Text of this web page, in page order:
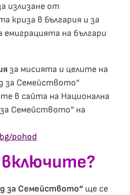
излизане от
криза в България и за
емиграцията на българи
за мисията и целите на
за Семейството“
в сайта на Национална
Семейството“ на
pohod
включите?
за Семейството“ ще се